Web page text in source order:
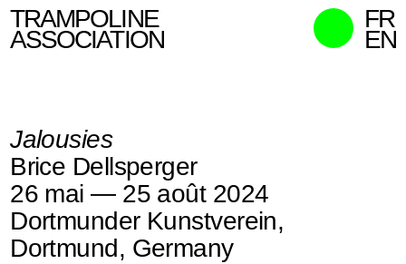
TRAMPOLINE
ASSOCIATION
ACTIONS
CONTACT
COMMISSAIRES
RECHERCHER
FR
EN
Jalousies
Brice Dellsperger
26 mai — 25 août 2024
Dortmunder Kunstverein,
Dortmund, Germany